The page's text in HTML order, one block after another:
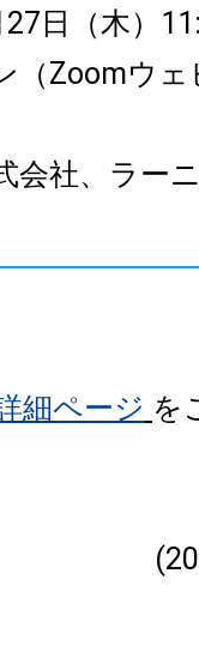
日（木）
（Zoomウェ
会社、ラー
細ページ を